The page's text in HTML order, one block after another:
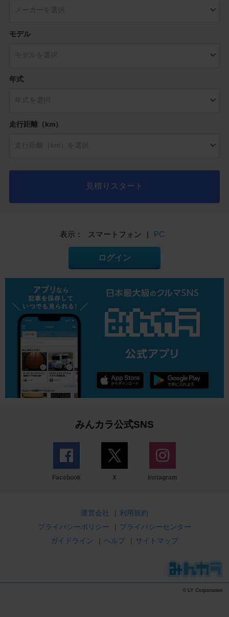
モデル
年式
走行距離（km）
見積りスタート
表示： スマートフォン | PC
ログイン
みんカラ公式SNS
Facebook X Instagram
運営会社 | 利用規約
プライバシーポリシー
| プライバシーセンター
ガイドライン
| ヘルプ | サイトマップ
© LY Corporation